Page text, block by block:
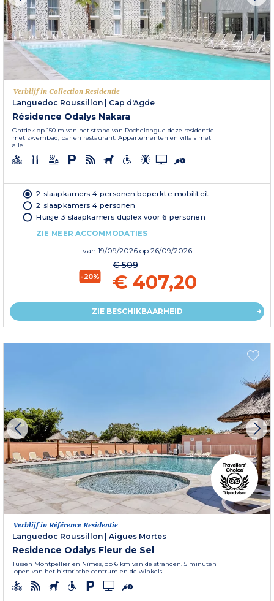
Verblijf in Collection Residentie
Languedoc Roussillon
Cap d'Agde
Résidence Odalys Nakara
Ontdek op 150 m van het strand van Rochelongue deze residentie
met zwembad, bar en restaurant. Appartementen en villa's met
alle...
2 slaapkamers 4 personen beperkte mobiliteit
2 slaapkamers 4 personen
Huisje 3 slaapkamers duplex voor 6 personen
ZIE MEER ACCOMMODATIES
van 19/09/2026 op 26/09/2026
-20%
€ 509
€ 407,20
ZIE BESCHIKBAARHEID
Verblijf in Référence Residentie
Languedoc Roussillon
Aigues Mortes
Residence Odalys Fleur de Sel
Tussen Montpellier en Nîmes, op 6 km van de stranden. 5 minuten
lopen van het historische centrum en de winkels